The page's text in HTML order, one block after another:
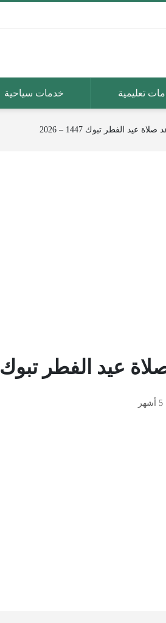
تعليمية خدمات سياحية
صلاة عيد الفطر تبوك 1447 – 2026
عيد الفطر تبوك 1447 – 2026